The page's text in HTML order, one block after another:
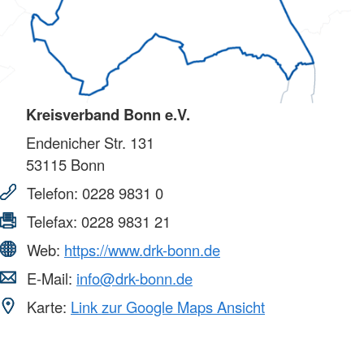
Kreisverband Bonn e.V.
Endenicher Str. 131
53115 Bonn
Telefon: 0228 9831 0
Telefax: 0228 9831 21
Web: https://www.drk-bonn.de
E-Mail: info@drk-bonn.de
Karte: Link zur Google Maps Ansicht